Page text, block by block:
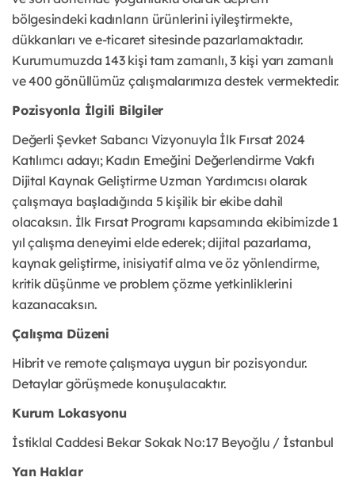
bölgesindeki kadınların ürünlerini iyileştirmekte,
dükkanları ve e-ticaret sitesinde pazarlamaktadır.
Kurumumuzda 143 kişi tam zamanlı, 3 kişi yarı zamanlı
ve 400 gönüllümüz çalışmalarımıza destek vermektedir.
Pozisyonla İlgili Bilgiler
Değerli Şevket Sabancı Vizyonuyla İlk Fırsat 2024
Katılımcı adayı; Kadın Emeğini Değerlendirme Vakfı
Dijital Kaynak Geliştirme Uzman Yardımcısı olarak
çalışmaya başladığında 5 kişilik bir ekibe dahil
olacaksın. İlk Fırsat Programı kapsamında ekibimizde 1
yıl çalışma deneyimi elde ederek; dijital pazarlama,
kaynak geliştirme, inisiyatif alma ve öz yönlendirme,
kritik düşünme ve problem çözme yetkinliklerini
kazanacaksın.
Çalışma Düzeni
Hibrit ve remote çalışmaya uygun bir pozisyondur.
Detaylar görüşmede konuşulacaktır.
Kurum Lokasyonu
İstiklal Caddesi Bekar Sokak No:17 Beyoğlu / İstanbul
Yan Haklar